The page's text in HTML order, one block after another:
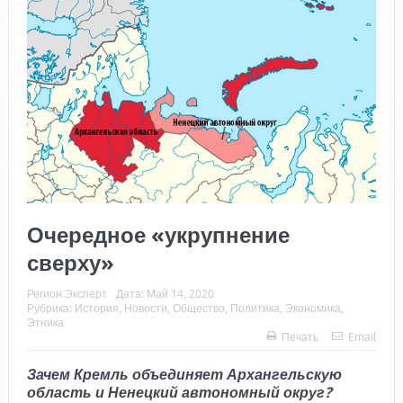
Очередное «укрупнение
сверху»
Регион.Эксперт Дата: Май 14, 2020
Рубрика: История Новости Общество Политика Экономика
Этника
Печать
Email
Зачем Кремль объединяет Архангельскую
область и Ненецкий автономный округ?